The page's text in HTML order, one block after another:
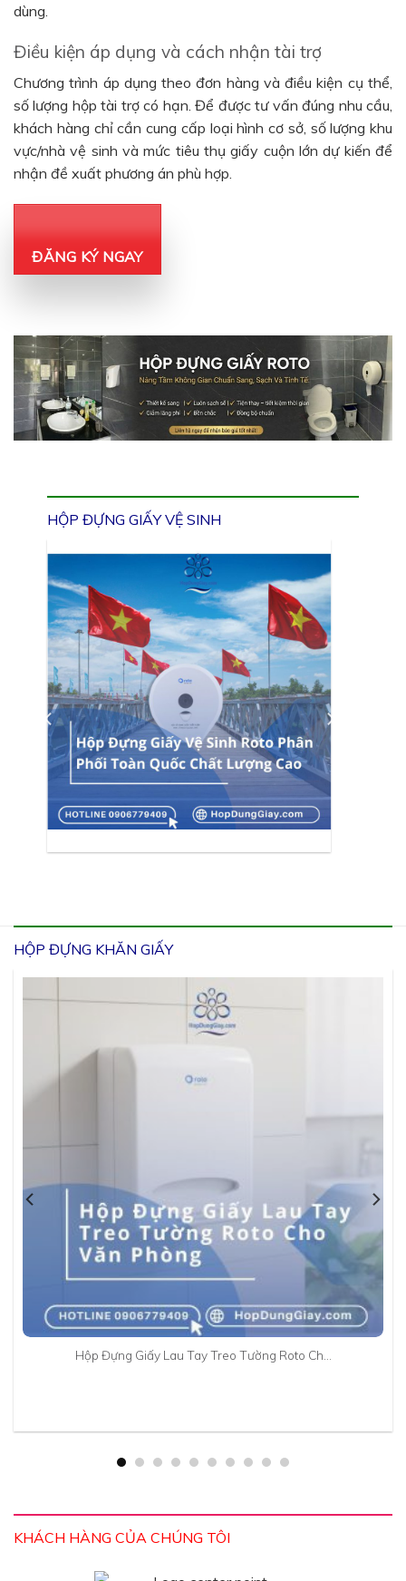
dùng.
Điều kiện áp dụng và cách nhận tài trợ
Chương trình áp dụng theo đơn hàng và điều kiện cụ thể,
số lượng hộp tài trợ có hạn. Để được tư vấn đúng nhu cầu,
khách hàng chỉ cần cung cấp loại hình cơ sở, số lượng khu
vực/nhà vệ sinh và mức tiêu thụ giấy cuộn lớn dự kiến để
nhận đề xuất phương án phù hợp.
ĐĂNG KÝ NGAY
HỘP ĐỰNG GIẤY VỆ SINH
HỘP ĐỰNG KHĂN GIẤY
Hộp Đựng Giấy Lau Tay Treo Tường Roto Ch…
KHÁCH HÀNG CỦA CHÚNG TÔI